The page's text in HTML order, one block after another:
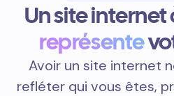
Un site
représente
Avoir un site internet
refléter qui vous êtes,